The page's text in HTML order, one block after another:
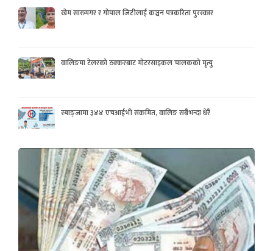
खेम सारुमगर र गोपाल जिटीलाई कञ्चन पत्रकरिता पुरस्कार
वालिङमा टेलरको ठक्करबाट मोटरसाइकल चालकको मृत्यु
स्याङ्जामा ३४४ एचआईभी संक्रमित, वालिङ सबैभन्दा धेरै